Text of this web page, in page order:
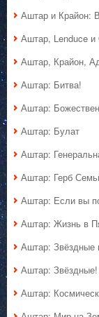
Аштар и Крайон:
Аштар, Lenduce и
Аштар, Крайон,
Аштар: Битва!
Аштар:
Аштар: Булат
Аштар:
Аштар: Герб
Аштар: Если вы
Аштар: Жизнь в
Аштар: Звёздные
Аштар: Звёздные!
Аштар: